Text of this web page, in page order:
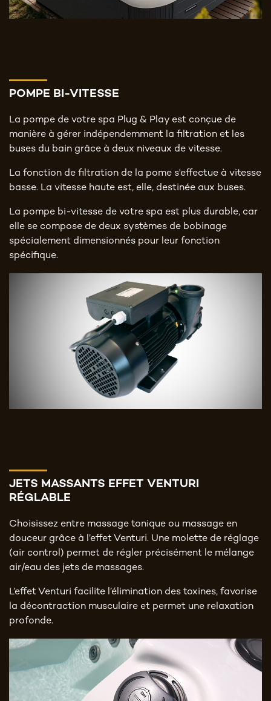
POMPE BI-VITESSE
La pompe de votre spa Plug & Play est conçue de
manière à gérer indépendemment la filtration et les
buses du bain grâce à deux niveaux de vitesse.
La fonction de filtration de la pome s'effectue à vitesse
basse. La vitesse haute est, elle, destinée aux buses.
La pompe bi-vitesse de votre spa est plus durable, car
elle se compose de deux systèmes de bobinage
spécialement dimensionnés pour leur fonction
spécifique.
JETS MASSANTS EFFET VENTURI
RÉGLABLE
Choisissez entre massage tonique ou massage en
douceur grâce à l’effet Venturi. Une molette de réglage
(air control) permet de régler précisément le mélange
air/eau des jets de massages.
L’effet Venturi facilite l’élimination des toxines, favorise
la décontraction musculaire et permet une relaxation
profonde.